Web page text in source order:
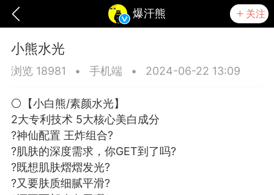
爆汗熊 关注
小熊水光
浏览 18981 • 手机端 • 2024-06-22 13:09
⚪️【小白熊/素颜水光】
2大专利技术 5大核心美白成分
?神仙配置 王炸组合?
?肌肤的深度需求，你GET到了吗?
?既想肌肤熠熠发光?
?又要肤质细腻平滑?